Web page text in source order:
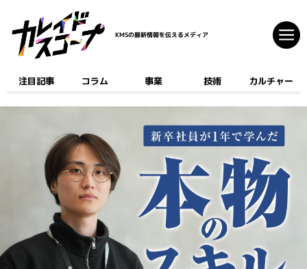
コラム
技術
カルチャー
クリエイティブ
開発
ゲーム
AI
KMSの最新情報を伝えるメディア
注目記事 コラム 事業 技術 カルチャー